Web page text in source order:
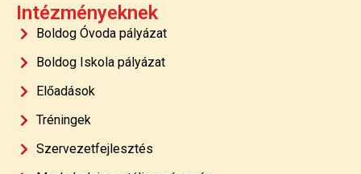
Intézményeknek
Boldog Óvoda pályázat
Boldog Iskola pályázat
Előadások
Tréningek
Szervezetfejlesztés